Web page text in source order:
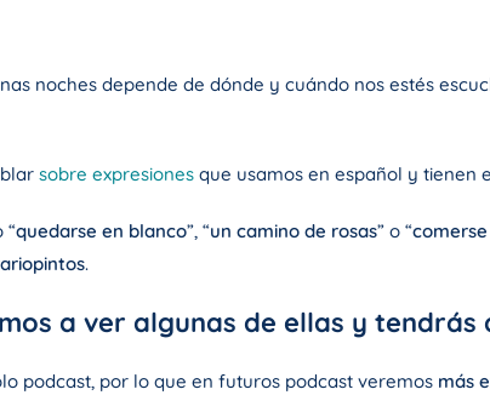
noches depende de dónde y cuándo nos estés
sobre expresiones que usamos en español y tienen
“quedarse en blanco”, “un camino de rosas” o “
.
a ver algunas de ellas y tendrás
podcast, por lo que en futuros podcast veremos más